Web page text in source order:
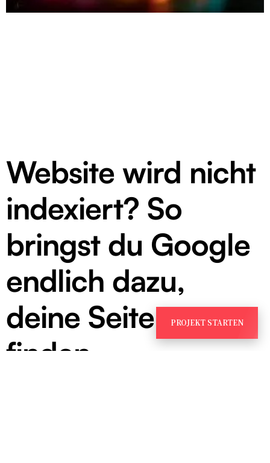
Website wird nicht
indexiert? So
bringst du Google
endlich dazu,
deine Seiten zu
finden
PROJEKT STARTEN